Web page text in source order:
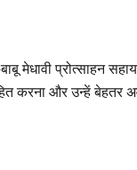
मेधावी प्रोत्साहन
करना और उन्हें बेहतर